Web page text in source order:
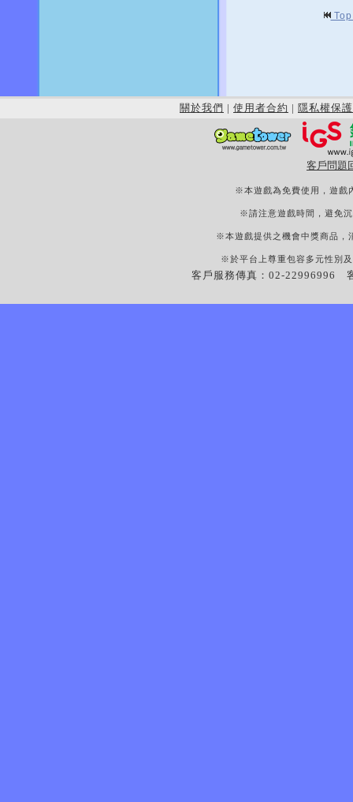
關於我們 | 使用者合約 | 隱私權保護
客戶問題
※本遊戲為免費使用，遊戲
※請注意遊戲時間，避免
※本遊戲提供之機會中獎商品，
※於平台上尊重包容多元性別
客戶服務傳真：02-22996996